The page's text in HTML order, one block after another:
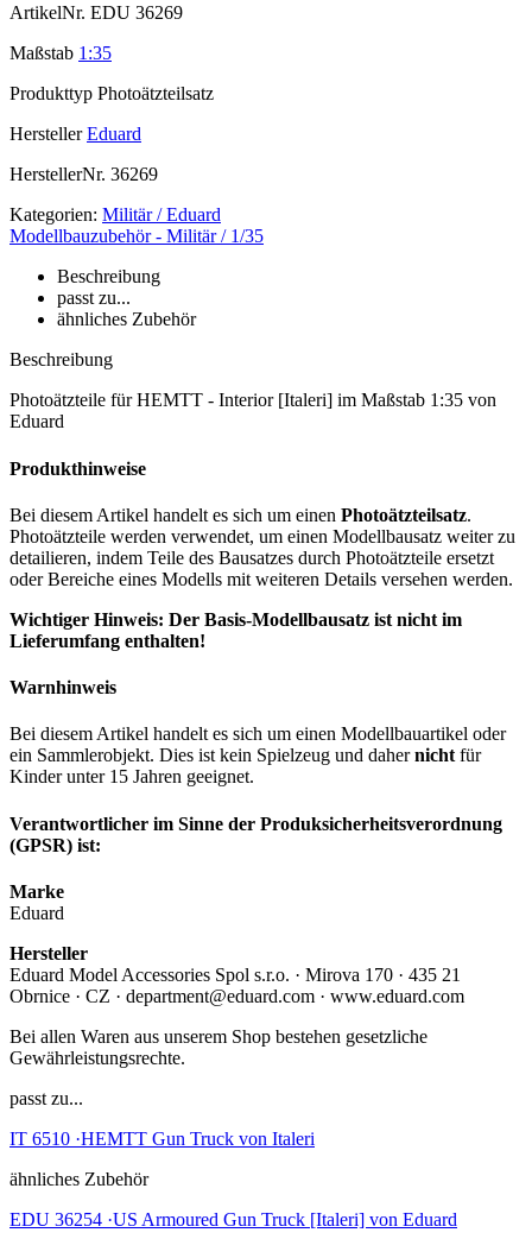
ArtikelNr. EDU 36269
Maßstab 1:35
Produkttyp Photoätzteilsatz
Hersteller Eduard
HerstellerNr. 36269
Kategorien: Militär / Eduard
Modellbauzubehör - Militär / 1/35
Beschreibung
passt zu...
ähnliches Zubehör
Beschreibung
Photoätzteile für HEMTT - Interior [Italeri] im Maßstab 1:35 von
Eduard
Produkthinweise
Bei diesem Artikel handelt es sich um einen Photoätzteilsatz.
Photoätzteile werden verwendet, um einen Modellbausatz weiter zu
detailieren, indem Teile des Bausatzes durch Photoätzteile ersetzt
oder Bereiche eines Modells mit weiteren Details versehen werden.
Wichtiger Hinweis: Der Basis-Modellbausatz ist nicht im
Lieferumfang enthalten!
Warnhinweis
Bei diesem Artikel handelt es sich um einen Modellbauartikel oder
ein Sammlerobjekt. Dies ist kein Spielzeug und dahernicht für
Kinder unter 15 Jahren geeignet.
Verantwortlicher im Sinne der Produksicherheitsverordnung
(GPSR) ist:
Marke
Eduard
Hersteller
Eduard Model Accessories Spol s.r.o. · Mirova 170 · 435 21
Obrnice · CZ · department@eduard.com · www.eduard.com
Bei allen Waren aus unserem Shop bestehen gesetzliche
Gewährleistungsrechte.
passt zu...
IT 6510 ·HEMTT Gun Truck von Italeri
ähnliches Zubehör
EDU 36254 ·US Armoured Gun Truck [Italeri] von Eduard